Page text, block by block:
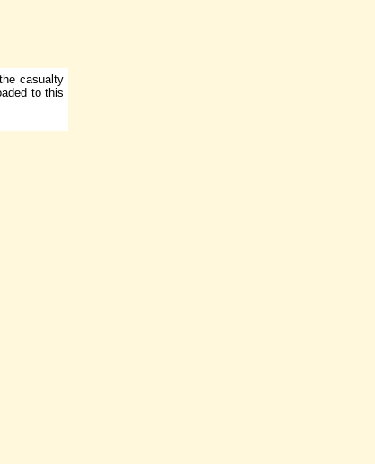
casualty
to this